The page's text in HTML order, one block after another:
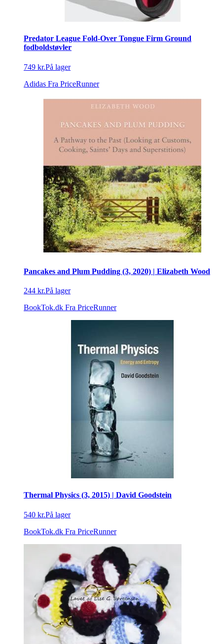
Predator League Fold-Over Tongue Firm Ground
fodboldstøvler
749 kr.På lager
Adidas Fra PriceRunner
Pancakes and Plum Pudding (3, 2020) | Elizabeth Wood
244 kr.På lager
BookTok.dk Fra PriceRunner
Thermal Physics (3, 2015) | David Goodstein
540 kr.På lager
BookTok.dk Fra PriceRunner